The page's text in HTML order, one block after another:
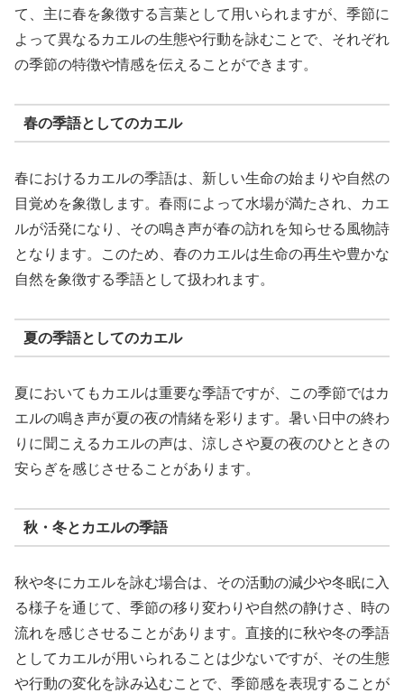
て、主に春を象徴する言葉として用いられますが、季節に
よって異なるカエルの生態や行動を詠むことで、それぞれ
の季節の特徴や情感を伝えることができます。
春の季語としてのカエル
春におけるカエルの季語は、新しい生命の始まりや自然の
目覚めを象徴します。春雨によって水場が満たされ、カエ
ルが活発になり、その鳴き声が春の訪れを知らせる風物詩
となります。このため、春のカエルは生命の再生や豊かな
自然を象徴する季語として扱われます。
夏の季語としてのカエル
夏においてもカエルは重要な季語ですが、この季節ではカ
エルの鳴き声が夏の夜の情緒を彩ります。暑い日中の終わ
りに聞こえるカエルの声は、涼しさや夏の夜のひとときの
安らぎを感じさせることがあります。
秋・冬とカエルの季語
秋や冬にカエルを詠む場合は、その活動の減少や冬眠に入
る様子を通じて、季節の移り変わりや自然の静けさ、時の
流れを感じさせることがあります。直接的に秋や冬の季語
としてカエルが用いられることは少ないですが、その生態
や行動の変化を詠み込むことで、季節感を表現することが